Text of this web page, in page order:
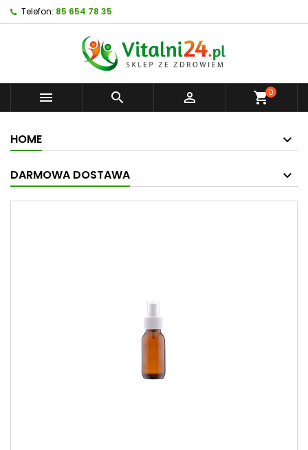
Telefon: 85 654 78 35
   shopping_cart0
HOME
DARMOWA DOSTAWA